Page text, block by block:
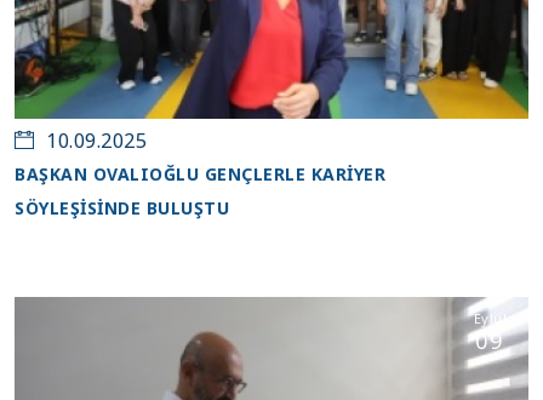
10.09.2025
BAŞKAN OVALIOĞLU GENÇLERLE KARİYER
SÖYLEŞİSİNDE BULUŞTU
Eylül
09